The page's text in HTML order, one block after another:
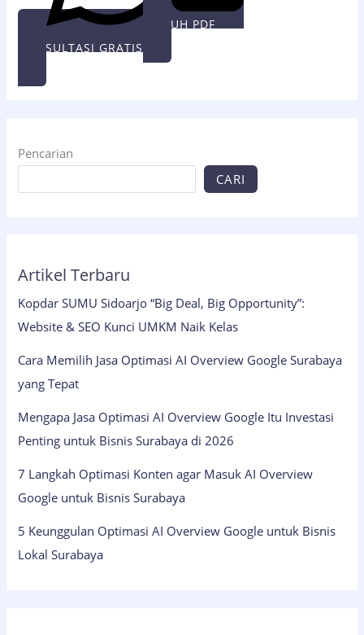
KONSULTASI GRATIS
UNDUH PDF
Pencarian
CARI
Artikel Terbaru
Kopdar SUMU Sidoarjo “Big Deal, Big Opportunity”:
Website & SEO Kunci UMKM Naik Kelas
Cara Memilih Jasa Optimasi AI Overview Google Surabaya
yang Tepat
Mengapa Jasa Optimasi AI Overview Google Itu Investasi
Penting untuk Bisnis Surabaya di 2026
7 Langkah Optimasi Konten agar Masuk AI Overview
Google untuk Bisnis Surabaya
5 Keunggulan Optimasi AI Overview Google untuk Bisnis
Lokal Surabaya